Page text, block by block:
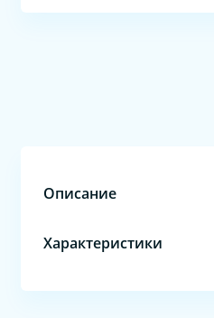
Описание
Характеристики